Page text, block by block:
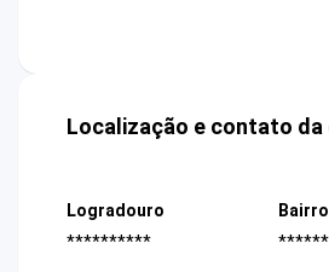
Localização e contato da
Logradouro
**********
Bairro